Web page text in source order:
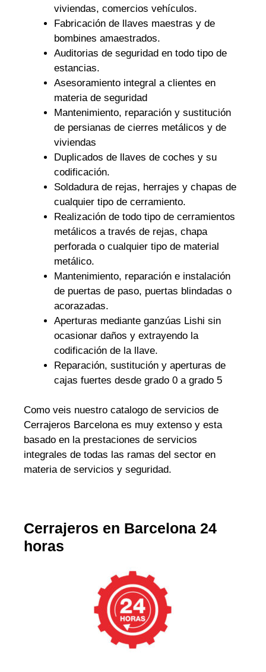
viviendas, comercios vehículos.
Fabricación de llaves maestras y de
bombines amaestrados.
Auditorias de seguridad en todo tipo de
estancias.
Asesoramiento integral a clientes en
materia de seguridad
Mantenimiento, reparación y sustitución
de persianas de cierres metálicos y de
viviendas
Duplicados de llaves de coches y su
codificación.
Soldadura de rejas, herrajes y chapas de
cualquier tipo de cerramiento.
Realización de todo tipo de cerramientos
metálicos a través de rejas, chapa
perforada o cualquier tipo de material
metálico.
Mantenimiento, reparación e instalación
de puertas de paso, puertas blindadas o
acorazadas.
Aperturas mediante ganzúas Lishi sin
ocasionar daños y extrayendo la
codificación de la llave.
Reparación, sustitución y aperturas de
cajas fuertes desde grado 0 a grado 5
Como veis nuestro catalogo de servicios de
Cerrajeros Barcelona es muy extenso y esta
basado en la prestaciones de servicios
integrales de todas las ramas del sector en
materia de servicios y seguridad.
Cerrajeros en Barcelona 24
horas